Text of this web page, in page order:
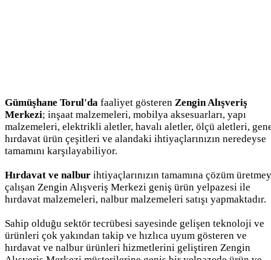
Gümüşhane Torul'da faaliyet gösteren Zengin Alışveriş
Merkezi; inşaat malzemeleri, mobilya aksesuarları, yapı
malzemeleri, elektrikli aletler, havalı aletler, ölçü aletleri,
hırdavat ürün çeşitleri ve alandaki ihtiyaçlarınızın neredeyse
tamamını karşılayabiliyor.
Hırdavat ve nalbur ihtiyaçlarınızın tamamına çözüm
çalışan Zengin Alışveriş Merkezi geniş ürün yelpazesi ile
hırdavat malzemeleri, nalbur malzemeleri satışı yapmaktadır.
Sahip olduğu sektör tecrübesi sayesinde gelişen teknoloji ve
ürünleri çok yakından takip ve hızlıca uyum gösteren ve
hırdavat ve nalbur ürünleri hizmetlerini geliştiren Zengin